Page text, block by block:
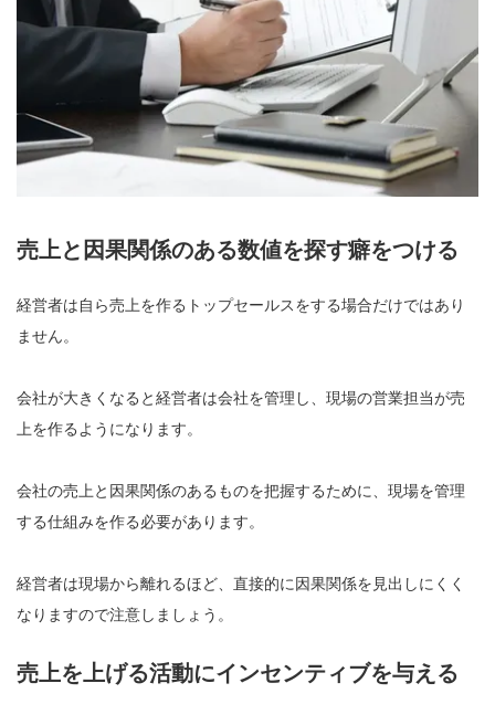
売上と因果関係のある数値を探す癖をつける
経営者は自ら売上を作るトップセールスをする場合だけではあり
ません。
会社が大きくなると経営者は会社を管理し、現場の営業担当が売
上を作るようになります。
会社の売上と因果関係のあるものを把握するために、現場を管理
する仕組みを作る必要があります。
経営者は現場から離れるほど、直接的に因果関係を見出しにくく
なりますので注意しましょう。
売上を上げる活動にインセンティブを与える